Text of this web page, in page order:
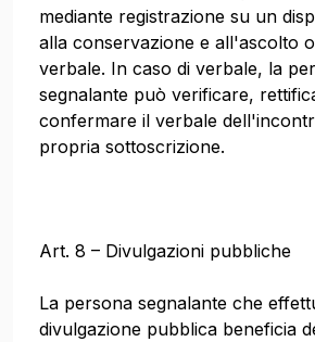
mediante registrazione su un
alla conservazione e all'ascolto
verbale. In caso di verbale, la
segnalante può verificare,
confermare il verbale
propria sottoscrizione.
Art. 8 – Divulgazioni pubbliche
La persona segnalante che
divulgazione pubblica beneficia